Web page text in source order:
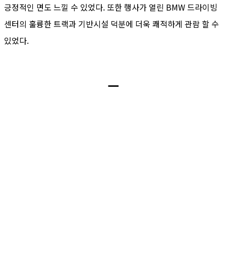
긍정적인 면도 느낄 수 있었다. 또한 행사가 열린 BMW 드라이빙
센터의 훌륭한 트랙과 기반시설 덕분에 더욱 쾌적하게 관람 할 수
있었다.
ㅡ